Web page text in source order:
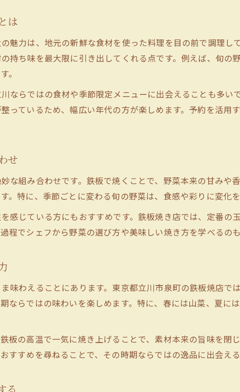
五感で楽しむ鉄板焼ならではの体験談
香ばしい鉄板焼の美味しさを最大限味わう
焼き野菜を鉄板焼で楽しむ新たな提案
鉄板焼ならではの焼き野菜の食感の魅力
ライブ感あふれる鉄板焼きの楽しみ方ガイド
鉄板焼のライブ感を満喫するポイント
目の前で焼く鉄板焼が盛り上がる理由
焼き野菜と鉄板焼の調理風景を楽しむ
地元野菜が主役になる鉄板焼の理由とは
鉄板焼で地元野菜が際立つ理由を解説
地産地消を体感できる鉄板焼の魅力
鉄板焼で引き出す野菜の甘みと食感
は
魅力は、地元の新鮮な食材を使った料理を目の前で調理し
持ち味を最大限に引き出してくれる点です。例えば、旬の
。
ならではの食材や季節限定メニューに出会えることも多い
っているため、幅広い年代の方が楽しめます。予約を活用
せ
な組み合わせです。鉄板で焼くことで、野菜本来の甘みや
。特に、季節ごとに変わる旬の野菜は、食感や彩りに変化
感じている方にもおすすめです。鉄板焼き店では、定番の
程でシェフから野菜の選び方や美味しい焼き方を学べるの
味わえることにあります。東京都立川市泉町の鉄板焼店で
ならではの味わいを楽しめます。特に、春には山菜、夏に
板の高温で一気に焼き上げることで、素材本来の旨味を閉
すすめを尋ねることで、その時期ならではの逸品に出会え